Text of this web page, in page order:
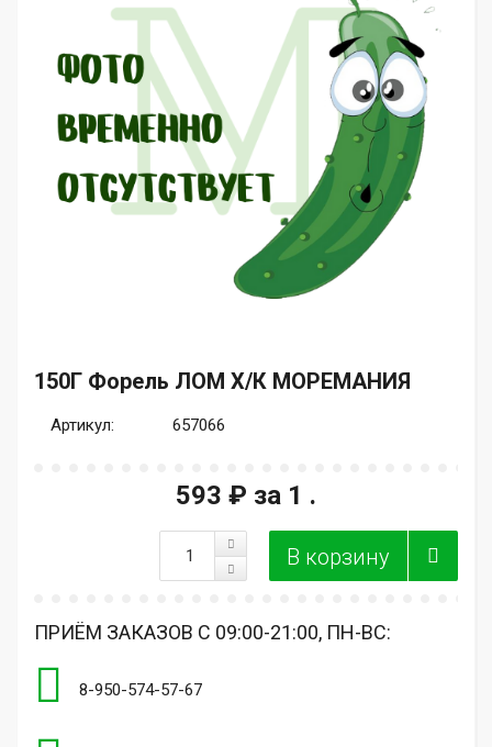
150Г Форель ЛОМ Х/К МОРЕМАНИЯ
Артикул: 657066
593 ₽ за 1 .
ПРИЁМ ЗАКАЗОВ С 09:00-21:00, ПН-ВС:
8-950-574-57-67